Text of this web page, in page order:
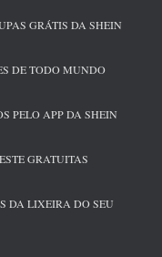
GRÁTIS DA SHEIN
DE TODO MUNDO
PELO APP DA SHEIN
GRATUITAS
DA LIXEIRA DO SEU